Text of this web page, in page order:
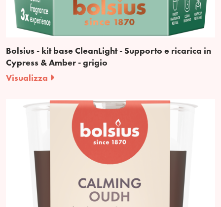
Bolsius - kit base CleanLight - Supporto e ricarica in
Cypress & Amber - grigio
Visualizza